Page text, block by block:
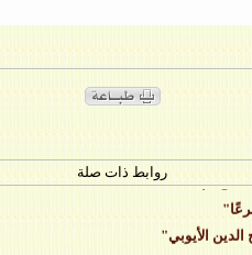
روابط ذات صلة
مجددًا
الأيوبي"